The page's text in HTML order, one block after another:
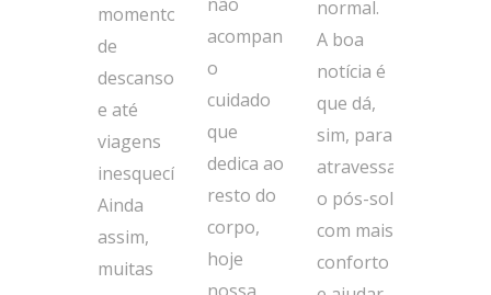
momentos
de
descanso
e até
viagens
inesquecíveis.
Ainda
assim,
muitas
acompanham
o
cuidado
que
dedica ao
resto do
corpo,
hoje
normal.
A boa
notícia é
que dá,
sim, para
atravessar
o pós-sol
com mais
conforto